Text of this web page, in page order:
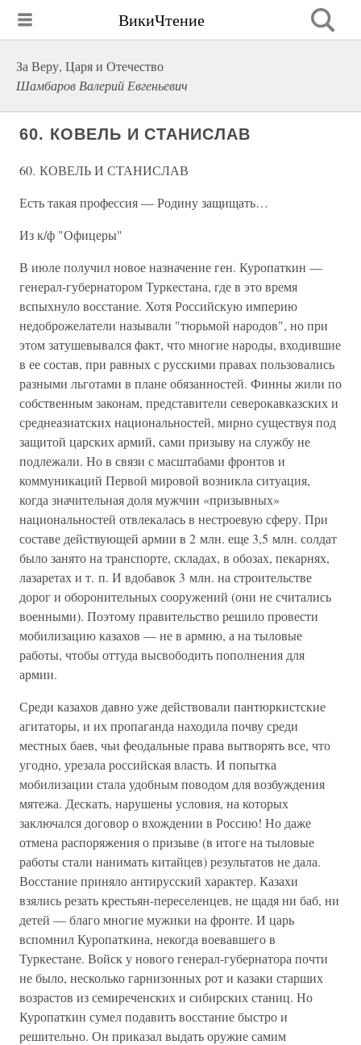
ВикиЧтение
За Веру, Царя и Отечество
Шамбаров Валерий Евгеньевич
60. КОВЕЛЬ И СТАНИСЛАВ
60. КОВЕЛЬ И СТАНИСЛАВ
Есть такая профессия — Родину защищать…
Из к/ф "Офицеры"
В июле получил новое назначение ген. Куропаткин —
генерал-губернатором Туркестана, где в это время
вспыхнуло восстание. Хотя Российскую империю
недоброжелатели называли "тюрьмой народов", но при
этом затушевывался факт, что многие народы, входившие
в ее состав, при равных с русскими правах пользовались
разными льготами в плане обязанностей. Финны жили по
собственным законам, представители северокавказских и
среднеазиатских национальностей, мирно существуя под
защитой царских армий, сами призыву на службу не
подлежали. Но в связи с масштабами фронтов и
коммуникаций Первой мировой возникла ситуация,
когда значительная доля мужчин «призывных»
национальностей отвлекалась в нестроевую сферу. При
составе действующей армии в 2 млн. еще 3,5 млн. солдат
было занято на транспорте, складах, в обозах, пекарнях,
лазаретах и т. п. И вдобавок 3 млн. на строительстве
дорог и оборонительных сооружений (они не считались
военными). Поэтому правительство решило провести
мобилизацию казахов — не в армию, а на тыловые
работы, чтобы оттуда высвободить пополнения для
армии.
Среди казахов давно уже действовали пантюркистские
агитаторы, и их пропаганда находила почву среди
местных баев, чьи феодальные права вытворять все, что
угодно, урезала российская власть. И попытка
мобилизации стала удобным поводом для возбуждения
мятежа. Дескать, нарушены условия, на которых
заключался договор о вхождении в Россию! Но даже
отмена распоряжения о призыве (в итоге на тыловые
работы стали нанимать китайцев) результатов не дала.
Восстание приняло антирусский характер. Казахи
взялись резать крестьян-переселенцев, не щадя ни баб, ни
детей — благо многие мужики на фронте. И царь
вспомнил Куропаткина, некогда воевавшего в
Туркестане. Войск у нового генерал-губернатора почти
не было, несколько гарнизонных рот и казаки старших
возрастов из семиреченских и сибирских станиц. Но
Куропаткин сумел подавить восстание быстро и
решительно. Он приказал выдать оружие самим